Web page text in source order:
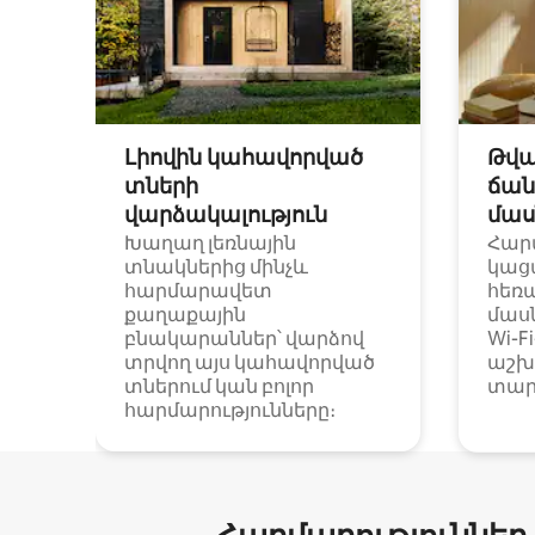
Լիովին կահավորված
տների
վարձակալություն
Խաղաղ լեռնային
տնակներից մինչև
հարմարավետ
քաղաքային
բնակարաններ՝ վարձով
տրվող այս կահավորված
տներում կան բոլոր
հարմարությունները։
Wi-